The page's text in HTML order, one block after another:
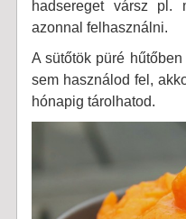
hadsereget vársz pl.
azonnal felhasználni.
A sütőtök püré
sem használod fel,
hónapig tárolhatod.